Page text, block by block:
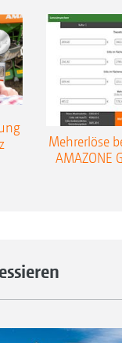
Mehrerlöse
AMAZONE